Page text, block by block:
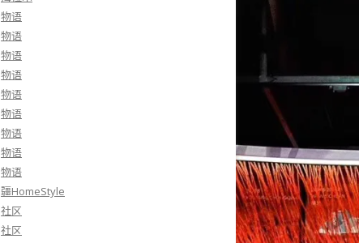
物语
物语
物语
物语
物语
物语
物语
物语
物语
疆HomeStyle
社区
社区